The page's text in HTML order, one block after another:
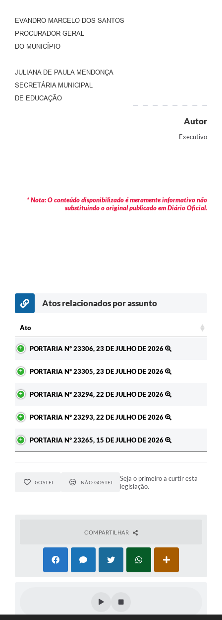
EVANDRO MARCELO DOS SANTOS
PROCURADOR GERAL
DO MUNICÍPIO
JULIANA DE PAULA MENDONÇA
SECRETÁRIA MUNICIPAL
DE EDUCAÇÃO
Autor
Executivo
* Nota: O conteúdo disponibilizado é meramente informativo não
substituindo o original publicado em Diário Oficial.
Atos relacionados por assunto
Ato
PORTARIA Nº 23306, 23 DE JULHO DE 2026
PORTARIA Nº 23305, 23 DE JULHO DE 2026
PORTARIA Nº 23294, 22 DE JULHO DE 2026
PORTARIA Nº 23293, 22 DE JULHO DE 2026
PORTARIA Nº 23265, 15 DE JULHO DE 2026
GOSTEI NÃO GOSTEI
Seja o primeiro a curtir esta
legislação.
COMPARTILHAR